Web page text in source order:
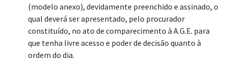
(modelo anexo), devidamente preenchido e assinado, o
qual deverá ser apresentado, pelo procurador
constituído, no ato de comparecimento à A.G.E. para
que tenha livre acesso e poder de decisão quanto à
ordem do dia.